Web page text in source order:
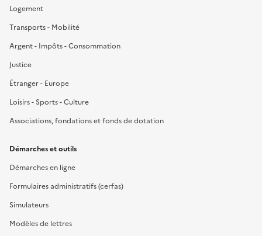
Logement
Transports - Mobilité
Argent - Impôts - Consommation
Justice
Étranger - Europe
Loisirs - Sports - Culture
Associations, fondations et fonds de dotation
Démarches et outils
Démarches en ligne
Formulaires administratifs (cerfas)
Simulateurs
Modèles de lettres